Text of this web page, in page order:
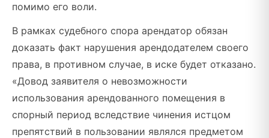
помимо его воли.
В рамках судебного спора арендатор обязан
доказать факт нарушения арендодателем своего
права, в противном случае, в иске будет отказано.
«Довод заявителя о невозможности
использования арендованного помещения в
спорный период вследствие чинения истцом
препятствий в пользовании являлся предметом